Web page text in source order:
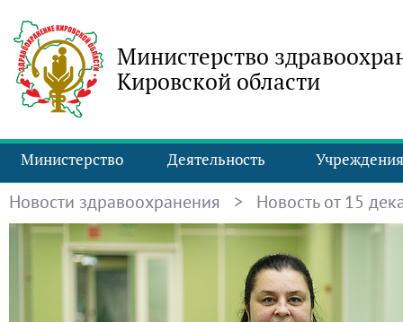
Министерство
Кировской области
Министерство Деятельность Учреждения
Новости здравоохранения > Новость от 15